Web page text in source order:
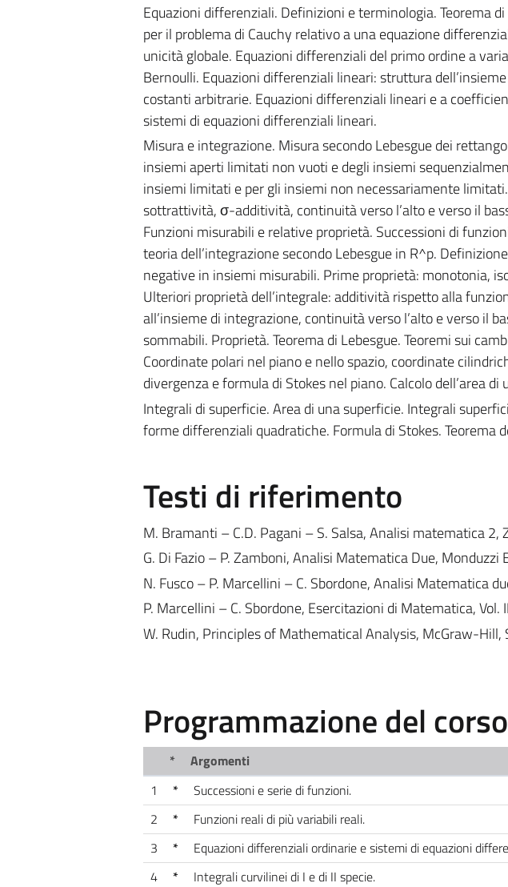
Equazioni differenziali. Definizioni e terminologia. Teorema
per il problema di Cauchy relativo a una equazione
unicità globale. Equazioni differenziali del primo ordine a
Bernoulli. Equazioni differenziali lineari: struttura
costanti arbitrarie. Equazioni differenziali lineari e a
sistemi di equazioni differenziali lineari.
Misura e integrazione. Misura secondo Lebesgue dei
insiemi aperti limitati non vuoti e degli insiemi
insiemi limitati e per gli insiemi non necessariamente
sottrattività, σ-additività, continuità verso l’alto e verso il
Funzioni misurabili e relative proprietà. Successioni di
teoria dell’integrazione secondo Lebesgue in R^p.
negative in insiemi misurabili. Prime proprietà: monotonia,
Ulteriori proprietà dell’integrale: additività rispetto alla
all’insieme di integrazione, continuità verso l’alto e verso il
sommabili. Proprietà. Teorema di Lebesgue. Teoremi sui
Coordinate polari nel piano e nello spazio, coordinate
divergenza e formula di Stokes nel piano. Calcolo dell’area di
Integrali di superficie. Area di una superficie. Integrali
forme differenziali quadratiche. Formula di Stokes. Teorema
Testi di riferimento
M. Bramanti – C.D. Pagani – S. Salsa, Analisi matematica
G. Di Fazio – P. Zamboni, Analisi Matematica Due, Monduzzi
N. Fusco – P. Marcellini – C. Sbordone, Analisi Matematica
P. Marcellini – C. Sbordone, Esercitazioni di Matematica, Vol.
W. Rudin, Principles of Mathematical Analysis, McGraw-Hill,
Programmazione del corso
* Argomenti
1
* Successioni e serie di funzioni.
2
* Funzioni reali di più variabili reali.
3
* Equazioni differenziali ordinarie e sistemi di equazioni
4
* Integrali curvilinei di I e di II specie.